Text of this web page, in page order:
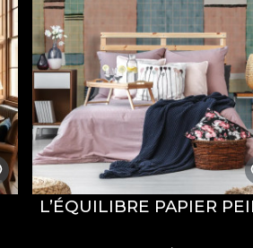
L’ÉQUILIBRE PAPIER